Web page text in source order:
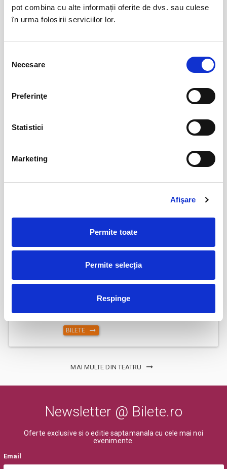
pot combina cu alte informații oferite de dvs. sau culese
în urma folosirii serviciilor lor.
consimțământului
Necesare
Preferinţe
Statistici
Marketing
Afişare
Permite toate
Permite selecția
Respinge
indiferent de varsta. (Mai putin cazurile unde este specificata gratuitate
aglomerarea pe caile de acces sau deranjarea celorlalti spectatori
15
Bucuresti
16
Un gigolo de 2 lei
Bucuresti
BILETE
aug
Femei bune pentru barbati nebuni
BILETE
aug
MAI MULTE DIN TEATRU
Newsletter @ Bilete.ro
Oferte exclusive si o editie saptamanala cu cele mai noi
evenimente.
Email